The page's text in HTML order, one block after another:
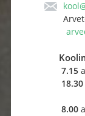
7.15
18.30
8.00